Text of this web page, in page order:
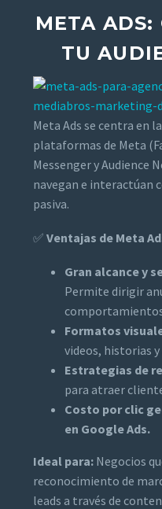
META ADS:
TU
Meta Ads se centra en
plataformas de Meta
Messenger y Audience
navegan e interactúan
pasiva.
✅ Ventajas de Meta
Gran alcance y
Permite dirigir
Formatos
videos, historias
Estrategias de
para atraer
Costo por clic
en Google Ads.
Ideal para: Negocios
reconocimiento de
leads a través de